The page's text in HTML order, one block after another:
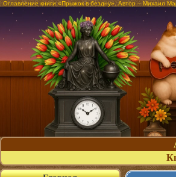
Оглавление книги «Прыжок в бездну». Автор – Михаил